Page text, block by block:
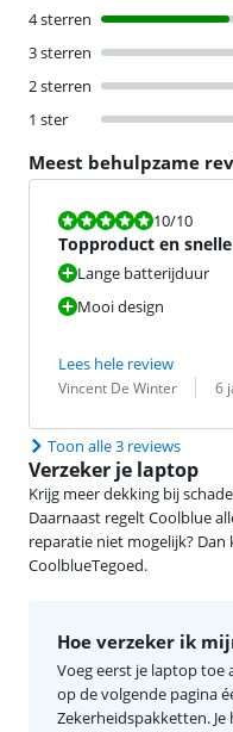
4 sterren
3 sterren
2 sterren
1 ster
Meest behulpzame
Beoordeling is 10 van de 10.
10/10
Topproduct en
Lange batterijduur
Mooi design
Lees hele review
Beoordeling door:
Vincent De Winter
Datum: 6
Toon alle 3 reviews
Verzeker je laptop
Krijg meer dekking bij
Daarnaast regelt Coolblue
reparatie niet mogelijk?
CoolblueTegoed.
Hoe verzeker ik
Voeg eerst je laptop toe
op de volgende pagina
Zekerheidspakketten.